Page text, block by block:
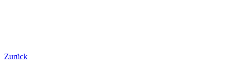
Zurück